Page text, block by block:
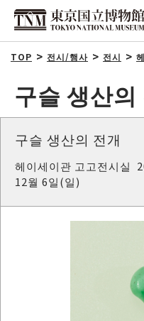
TOP 전시/행사 전시
구슬 생산의
구슬 생산의 전개
헤이세이관 고고전시실
12월 6일(일)